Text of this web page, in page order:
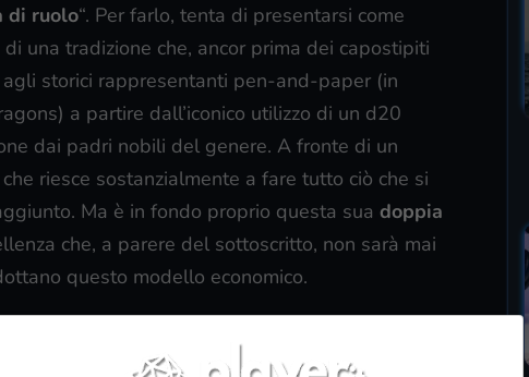
di ruolo“. Per farlo, tenta di presentarsi come
una tradizione che, ancor prima dei capostipiti
storici rappresentanti pen-and-paper (in
a partire dall’iconico utilizzo di un d20
dai padri nobili del genere. A fronte di un
riesce sostanzialmente a fare tutto ciò che si
Ma è in fondo proprio questa sua doppia
che, a parere del sottoscritto, non sarà mai
questo modello economico.